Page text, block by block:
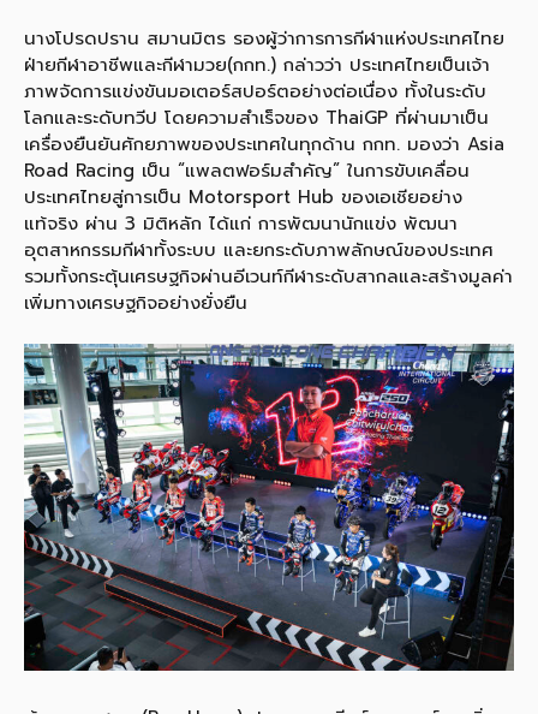
นางโปรดปราน สมานมิตร รองผู้ว่าการการกีฬาแห่งประเทศไทย
ฝ่ายกีฬาอาชีพและกีฬามวย(กกท.) กล่าวว่า ประเทศไทยเป็นเจ้า
ภาพจัดการแข่งขันมอเตอร์สปอร์ตอย่างต่อเนื่อง ทั้งในระดับ
โลกและระดับทวีป โดยความสำเร็จของ ThaiGP ที่ผ่านมาเป็น
เครื่องยืนยันศักยภาพของประเทศในทุกด้าน กกท. มองว่า Asia
Road Racing เป็น “แพลตฟอร์มสำคัญ” ในการขับเคลื่อน
ประเทศไทยสู่การเป็น Motorsport Hub ของเอเชียอย่าง
แท้จริง ผ่าน 3 มิติหลัก ได้แก่ การพัฒนานักแข่ง พัฒนา
อุตสาหกรรมกีฬาทั้งระบบ และยกระดับภาพลักษณ์ของประเทศ
รวมทั้งกระตุ้นเศรษฐกิจผ่านอีเวนท์กีฬาระดับสากลและสร้างมูลค่า
เพิ่มทางเศรษฐกิจอย่างยั่งยืน